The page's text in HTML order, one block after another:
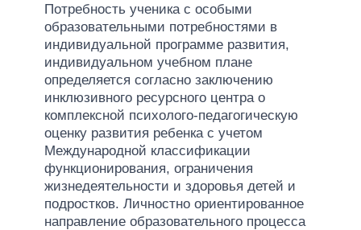
Потребность ученика с особыми
образовательными потребностями в
индивидуальной программе развития,
индивидуальном учебном плане
определяется согласно заключению
инклюзивного ресурсного центра о
комплексной психолого-педагогическую
оценку развития ребенка с учетом
Международной классификации
функционирования, ограничения
жизнедеятельности и здоровья детей и
подростков. Личностно ориентированное
направление образовательного процесса